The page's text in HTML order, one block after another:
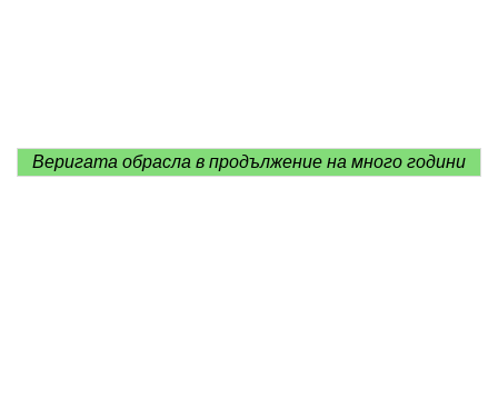
Веригата обрасла в продължение на много години